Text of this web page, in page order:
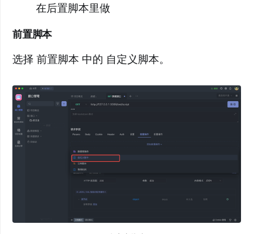
在后置脚本里做
前置脚本
选择 前置脚本 中的 自定义脚本。